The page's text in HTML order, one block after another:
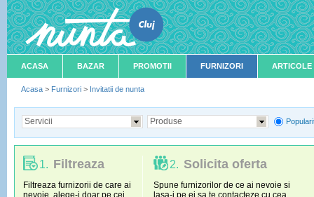
ACASA BAZAR PROMOTII FURNIZORI ARTICOLE
Acasa > Furnizori > Invitatii de nunta
Servicii Produse
1. Filtreaza
Filtreaza furnizorii de care ai
nevoie, alege-i doar pe cei
2. Solicita oferta
Spune furnizorilor de ce ai nevoie si
lasa-i pe ei sa te contacteze cu cea